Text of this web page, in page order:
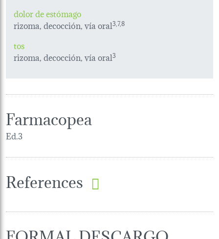
dolor de estómago
rizoma, decocción, vía oral3,7,8
tos
rizoma, decocción, vía oral3
Farmacopea
Ed.3
References